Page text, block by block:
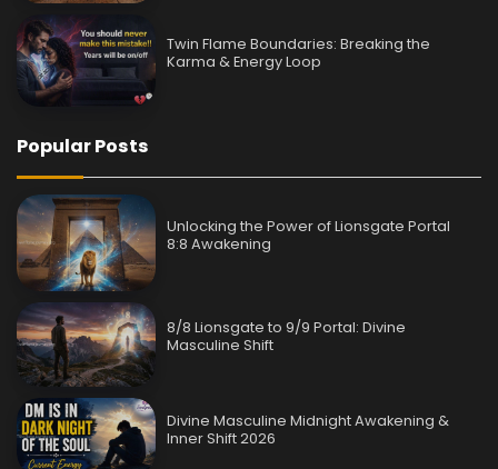
Twin Flame Boundaries: Breaking the
Karma & Energy Loop
Popular Posts
Unlocking the Power of Lionsgate Portal
8:8 Awakening
8/8 Lionsgate to 9/9 Portal: Divine
Masculine Shift
Divine Masculine Midnight Awakening &
Inner Shift 2026